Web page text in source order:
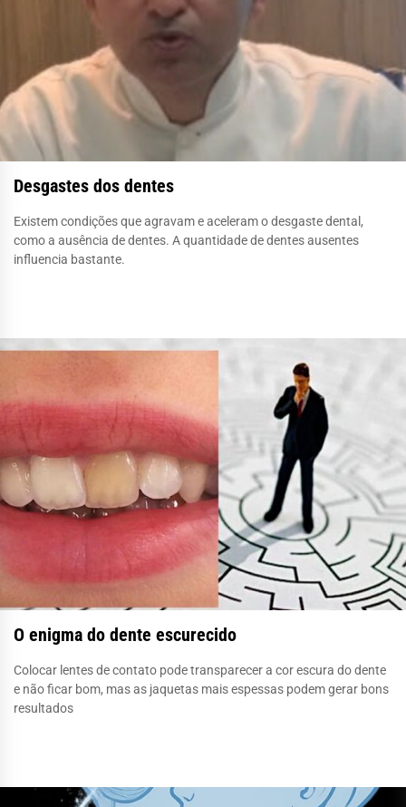
Desgastes dos dentes
Existem condições que agravam e aceleram o desgaste dental,
como a ausência de dentes. A quantidade de dentes ausentes
influencia bastante.
O enigma do dente escurecido
Colocar lentes de contato pode transparecer a cor escura do dente
e não ficar bom, mas as jaquetas mais espessas podem gerar bons
resultados